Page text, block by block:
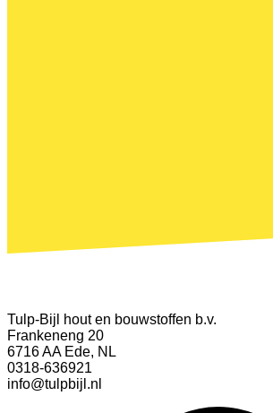
Tulp-Bijl hout en bouwstoffen b.v.
Frankeneng 20
6716 AA Ede, NL
0318-636921
info@tulpbijl.nl